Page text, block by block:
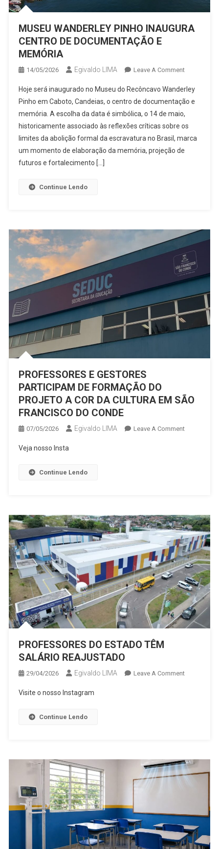
MUSEU WANDERLEY PINHO INAUGURA
CENTRO DE DOCUMENTAÇÃO E
MEMÓRIA
14/05/2026 Egivaldo LIMA Leave A CommentOn
PINHO
INAUGURA
CENTRO
DE
Hoje será inaugurado no Museu do Recôncavo Wanderley
Pinho em Caboto, Candeias, o centro de documentação e
memória. A escolha da data é simbólica, o 14 de maio,
historicamente associado às reflexões críticas sobre os
limites da abolição formal da escravatura no Brasil, marca
um momento de elaboração da memória, projeção de
futuros e fortalecimento […]
Continue Lendo
PROFESSORES E GESTORES
PARTICIPAM DE FORMAÇÃO DO
PROJETO A COR DA CULTURA EM SÃO
FRANCISCO DO CONDE
07/05/2026 Egivaldo LIMA Leave A CommentOn
PROJETO
A
COR
DA
CULTURA
EM
SÃO
FRANCISCO
DO
CONDE
Veja nosso Insta
Continue Lendo
PROFESSORES DO ESTADO TÊM
SALÁRIO REAJUSTADO
29/04/2026 Egivaldo LIMA Leave A CommentOn
Visite o nosso Instagram
Continue Lendo